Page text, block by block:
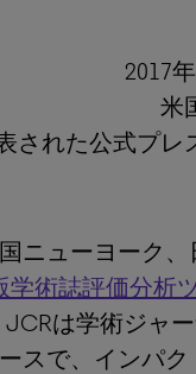
2017
米
された公式プ
ニューヨーク
学術誌評価分析
は学術ジャ
スで、インパ